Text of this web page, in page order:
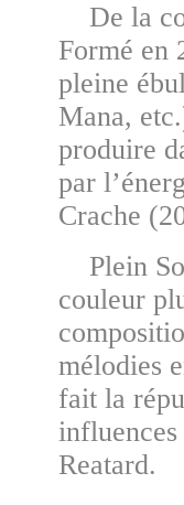
De la
Formé en
pleine
Mana,
produire
par
Crache
Plein
couleur
mélodies
fait la
influences
Reatard.